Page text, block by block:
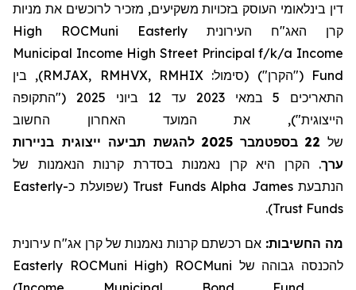
דין בינלאומי העוסק בזכויות משקיעים, מזכיר לרוכשים את מניות
קרן האג"ח העירונית Easterly
ROCMuni
High
Income
Principal
Street
High
Income
Municipal
Fund ("הקרן") (סימול: RMJAX, RMHVX, RMHIX),
בין
התאריכים 5 במאי 2023 עד 12 ביוני
("התקופה
הייצוגית"), את המועד האחרון החשוב
של 22 בספטמבר 2025 להגשת תביעה ייצוגית בניירות
ערך.
הקרן היא קרן נאמנות בסדרת קרנות הנאמנות של
הנתבעת James
Alpha
Funds
Trust (שפועלת כ-Easterly
Funds
Trust
).
מה החשיבות: אם רכשתםקרנות נאמנות של קרן אג"ח עירונית
להכנסה גבוהה של ROCMuni
(
Easterly ROCMuni High